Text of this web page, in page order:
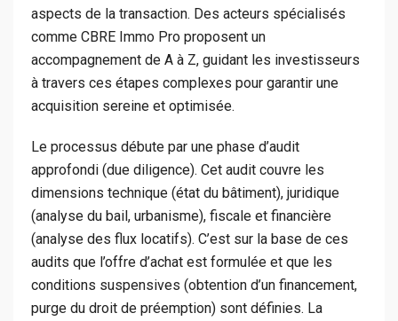
aspects de la transaction. Des acteurs spécialisés
comme CBRE Immo Pro proposent un
accompagnement de A à Z, guidant les investisseurs
à travers ces étapes complexes pour garantir une
acquisition sereine et optimisée.
Le processus débute par une phase d’audit
approfondi (due diligence). Cet audit couvre les
dimensions technique (état du bâtiment), juridique
(analyse du bail, urbanisme), fiscale et financière
(analyse des flux locatifs). C’est sur la base de ces
audits que l’offre d’achat est formulée et que les
conditions suspensives (obtention d’un financement,
purge du droit de préemption) sont définies. La